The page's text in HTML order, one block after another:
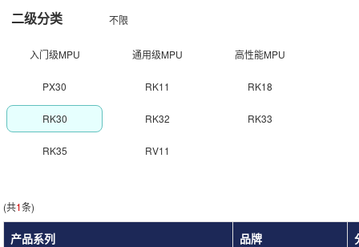
二级分类 不限
入门级MPU 通用级MPU 高性能MPU
PX30 RK11 RK18
RK30 RK32 RK33
RK35 RV11
(共1条)
产品系列 品牌